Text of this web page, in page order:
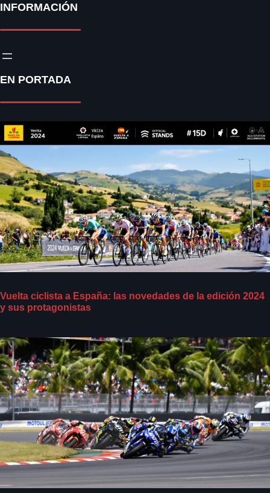
INFORMACIÓN
EN PORTADA
Vuelta ciclista a España: las novedades de la edición 2024
y sus protagonistas